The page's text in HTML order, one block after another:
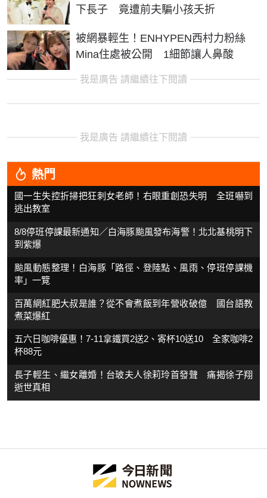
下長子 竟遭前夫騙小孩夭折
被網暴輕生！ENHYPEN西村力粉絲
Mina住處被公開 1細節讓人鼻酸
我是廣告 請繼續往下閱讀
我是廣告 請繼續往下閱讀
熱門
國一生失控折掃把狂刺女老師！右眼重創恐失明 全班嚇到
逃出教室
8/8停班停課最新通知／白海豚颱風發布海警！北北基桃明下
到紫爆
颱風動態整理！白海豚「路徑、登陸點、風雨、停班停課機
率」一覽
百萬網紅肥大叔是誰？從不會煮飯到年營收破億 國台語教
煮菜爆紅
五六日咖啡優惠！7-11拿鐵買2送2、寄杯10送10 全家咖啡2
杯88元
長子輕生、繼女離婚！台玻夫人徐莉玲首發聲 痛揭徐子翔
逝世真相